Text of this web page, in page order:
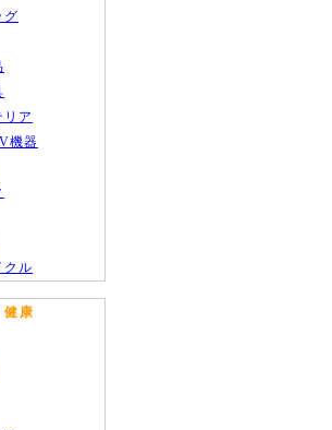
グ
リア
機器
クル
健康